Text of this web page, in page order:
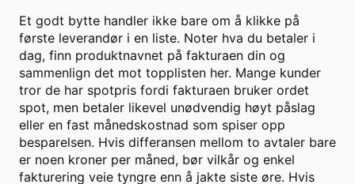
Et godt bytte handler ikke bare om å klikke på
første leverandør i en liste. Noter hva du betaler i
dag, finn produktnavnet på fakturaen din og
sammenlign det mot topplisten her. Mange kunder
tror de har spotpris fordi fakturaen bruker ordet
spot, men betaler likevel unødvendig høyt påslag
eller en fast månedskostnad som spiser opp
besparelsen. Hvis differansen mellom to avtaler bare
er noen kroner per måned, bør vilkår og enkel
fakturering veie tyngre enn å jakte siste øre. Hvis